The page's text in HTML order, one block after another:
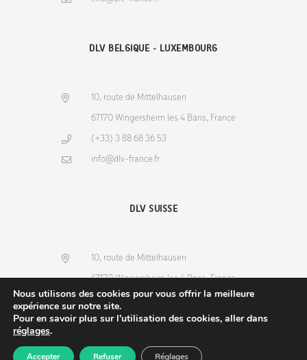
DLV BELGIQUE - LUXEMBOURG
10, route de Mittelhausen
67170 Wingersheim les 4 Bans, France
(+33) 3 88 68 36 53
info@dlv-france.fr
DLV SUISSE
10, route de Mittelhausen
67170 Wingersheim les 4 Bans, France
(+33) 3 88 68 36 53
info@dlv-france.fr
Nous utilisons des cookies pour vous offrir la meilleure
expérience sur notre site.
Pour en savoir plus sur l'utilisation des cookies, aller dans
réglages.
Accepter Refuser Réglages